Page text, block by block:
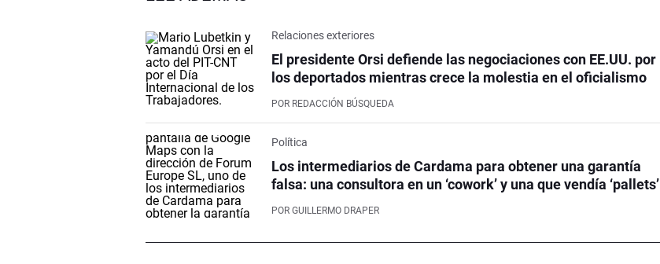
Relaciones exteriores
El presidente Orsi defiende las negociaciones con EE.UU. por
los deportados mientras crece la molestia en el oficialismo
POR REDACCIÓN BÚSQUEDA
Política
Los intermediarios de Cardama para obtener una garantía
falsa: una consultora en un ‘cowork’ y una que vendía ‘pallets’
POR GUILLERMO DRAPER